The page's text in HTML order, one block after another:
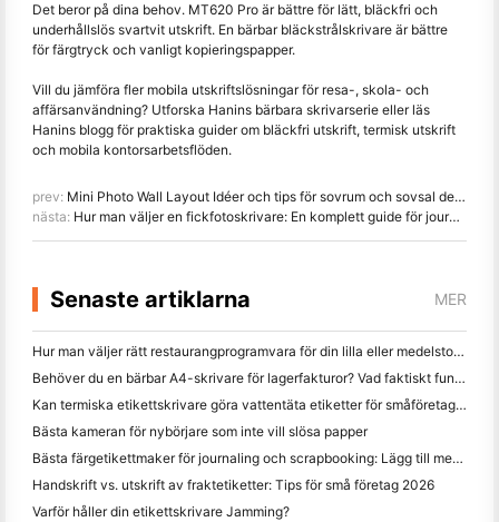
Det beror på dina behov. MT620 Pro är bättre för lätt, bläckfri och
underhållslös svartvit utskrift. En bärbar bläckstrålskrivare är bättre
för färgtryck och vanligt kopieringspapper.
Vill du jämföra fler mobila utskriftslösningar för resa-, skola- och
affärsanvändning? Utforska Hanins bärbara skrivarserie eller läs
Hanins blogg för praktiska guider om bläckfri utskrift, termisk utskrift
och mobila kontorsarbetsflöden.
prev: Mini Photo Wall Layout Idéer och tips för sovrum och sovsal dekoration
nästa: Hur man väljer en fickfotoskrivare: En komplett guide för journaling, resor och iPhone-användare
Senaste artiklarna MER
Hur man väljer rätt restaurangprogramvara för din lilla eller medelstora restaurang
Behöver du en bärbar A4-skrivare för lagerfakturor? Vad faktiskt fungerar
Kan termiska etikettskrivare göra vattentäta etiketter för småföretagsprodukter?
Bästa kameran för nybörjare som inte vill slösa papper
Bästa färgetikettmaker för journaling och scrapbooking: Lägg till mer färg på varje sida
Handskrift vs. utskrift av fraktetiketter: Tips för små företag 2026
Varför håller din etikettskrivare Jamming?